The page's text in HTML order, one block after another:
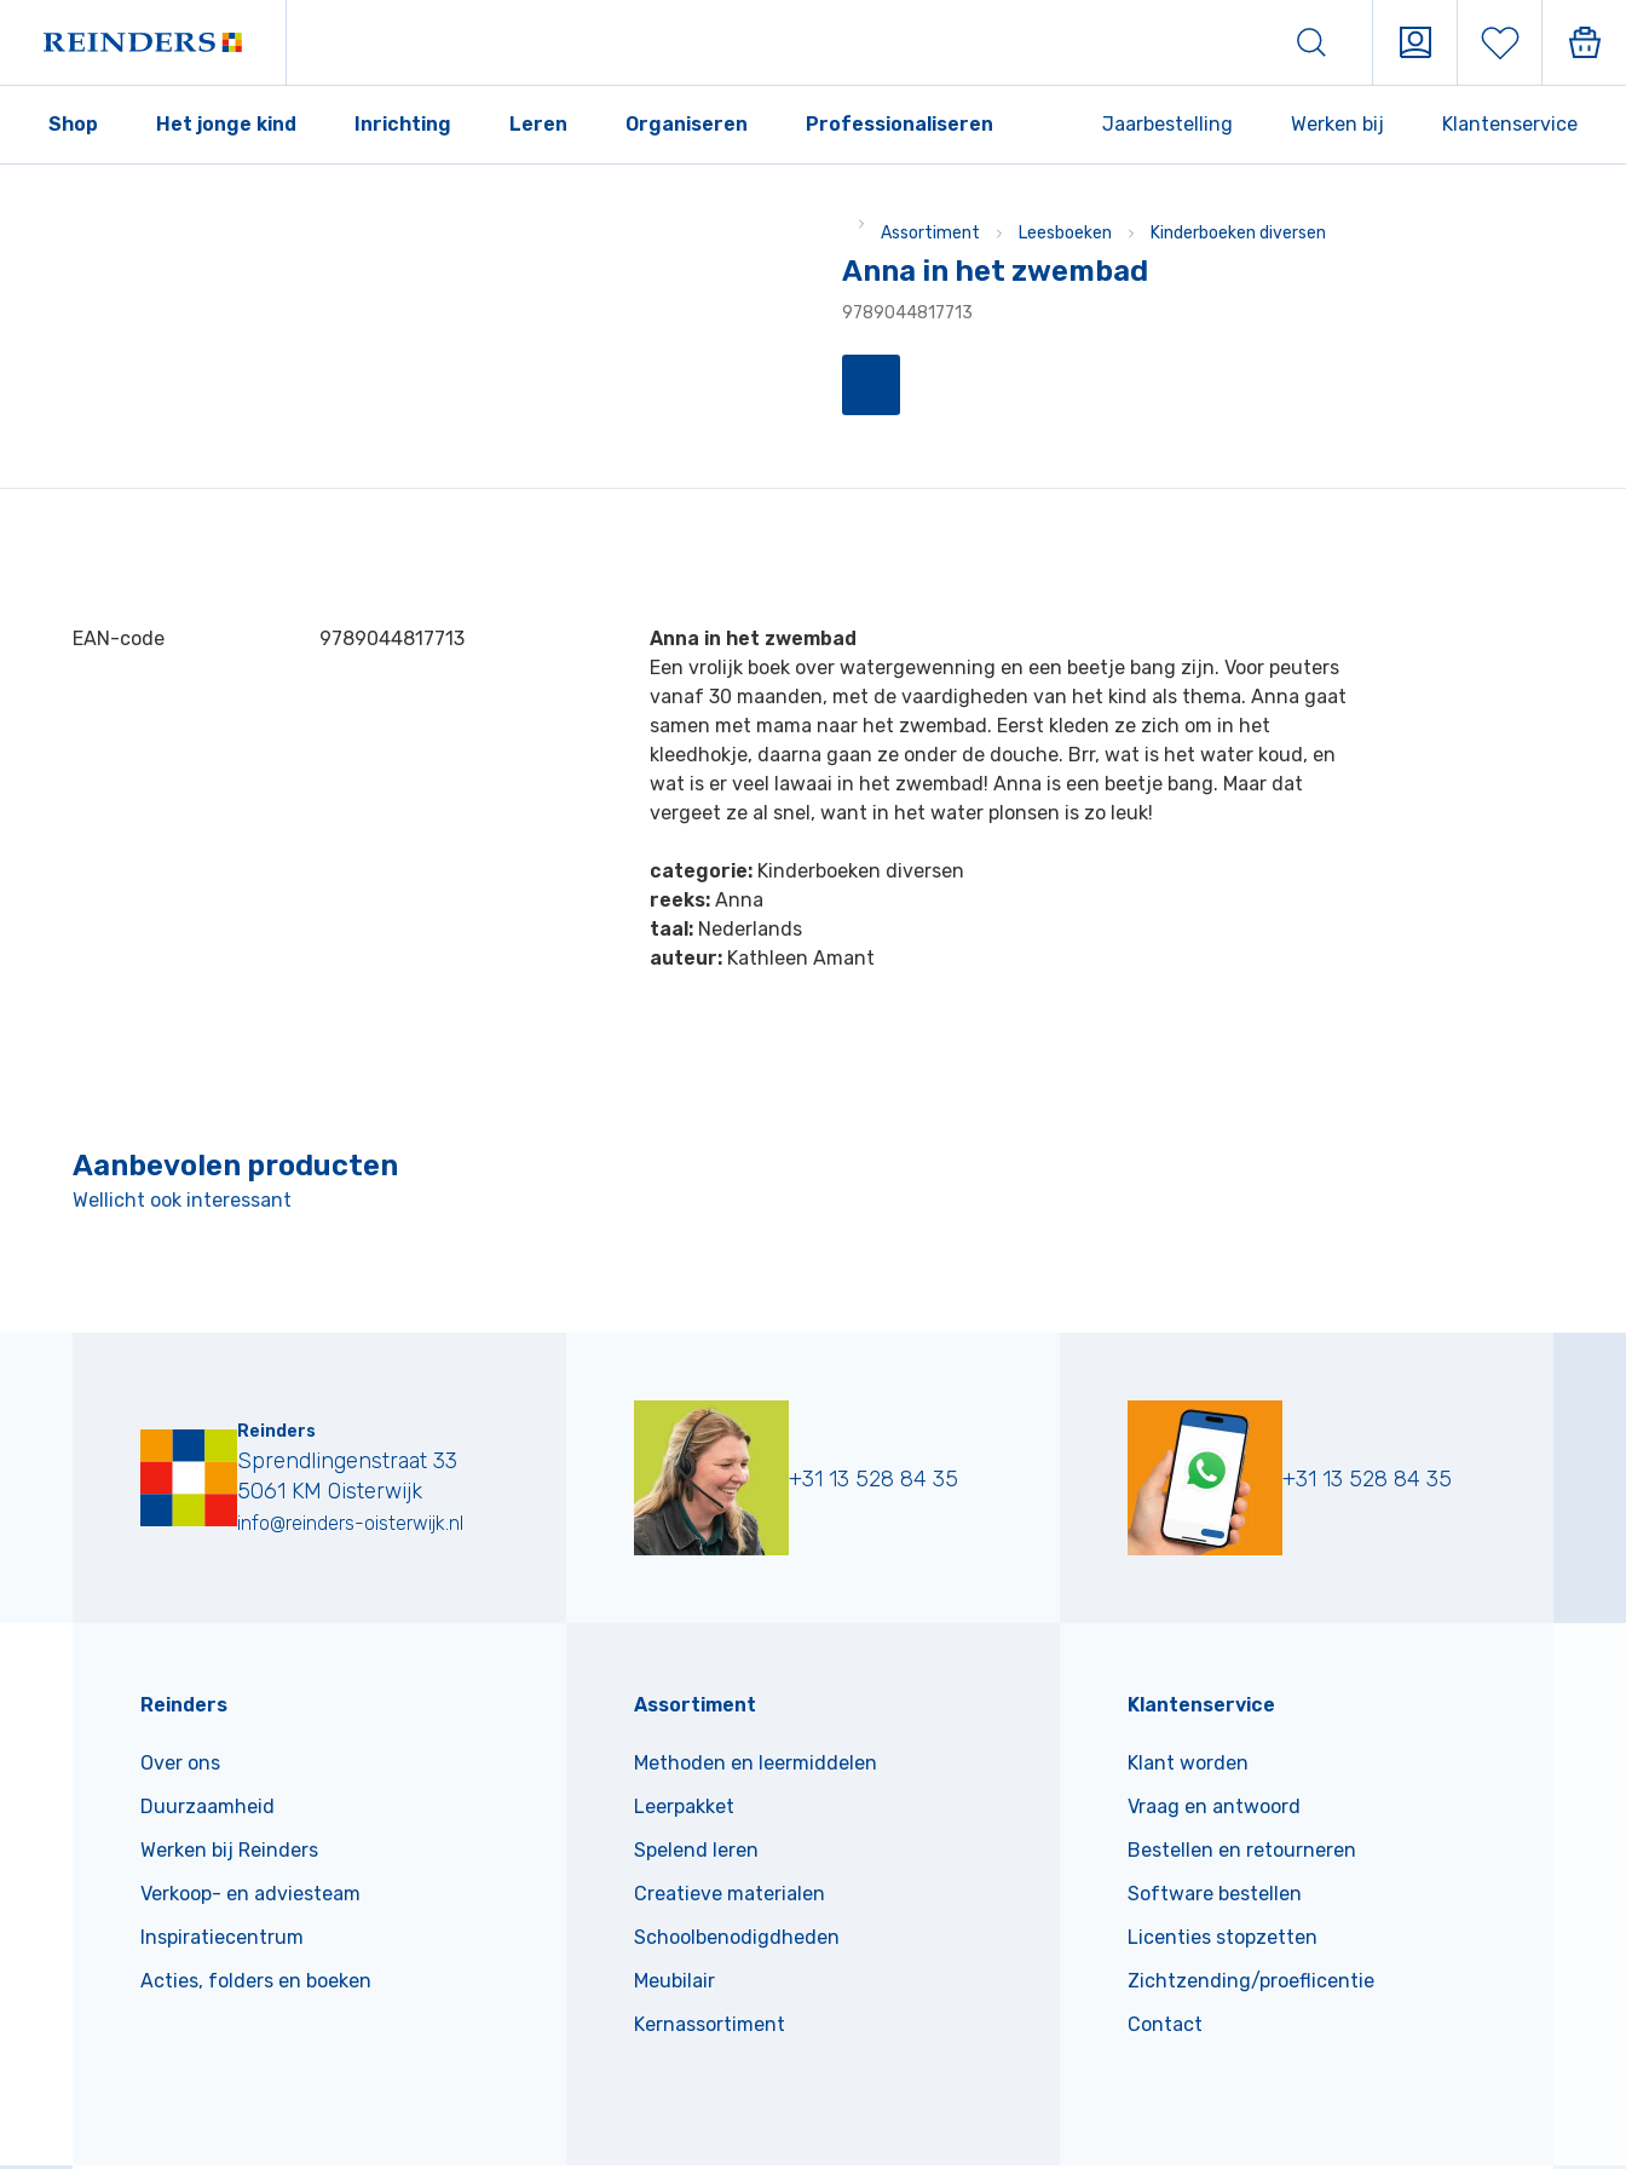
Shop Het jonge kind Inrichting Leren Organiseren Professionaliseren Jaarbestelling Werken bij Klantenservice
Assortiment Leesboeken Kinderboeken diversen
Anna in het zwembad
9789044817713
EAN-code 9789044817713
Anna in het zwembad
Een vrolijk boek over watergewenning en een beetje bang zijn. Voor peuters
vanaf 30 maanden, met de vaardigheden van het kind als thema. Anna gaat
samen met mama naar het zwembad. Eerst kleden ze zich om in het
kleedhokje, daarna gaan ze onder de douche. Brr, wat is het water koud, en
wat is er veel lawaai in het zwembad! Anna is een beetje bang. Maar dat
vergeet ze al snel, want in het water plonsen is zo leuk!
categorie: Kinderboeken diversen
reeks: Anna
taal: Nederlands
auteur: Kathleen Amant
Aanbevolen producten
Wellicht ook interessant
Reinders
Sprendlingenstraat 33
5061 KM Oisterwijk
info@reinders-oisterwijk.nl
+31 13 528 84 35 +31 13 528 84 35
Reinders
Over ons
Duurzaamheid
Werken bij Reinders
Verkoop- en adviesteam
Inspiratiecentrum
Acties, folders en boeken
Assortiment
Methoden en leermiddelen
Leerpakket
Spelend leren
Creatieve materialen
Schoolbenodigdheden
Meubilair
Kernassortiment
Klantenservice
Klant worden
Vraag en antwoord
Bestellen en retourneren
Software bestellen
Licenties stopzetten
Zichtzending/proeflicentie
Contact